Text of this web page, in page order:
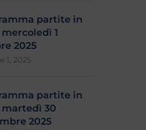
partite in
1
2025
1, 2025
partite in
martedì 30
2025